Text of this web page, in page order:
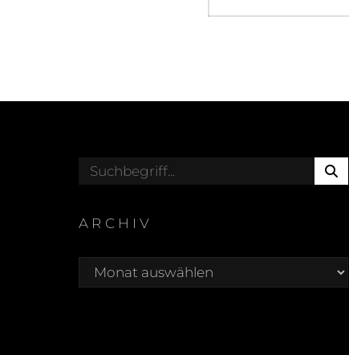
Search
ARCHIV
Archiv